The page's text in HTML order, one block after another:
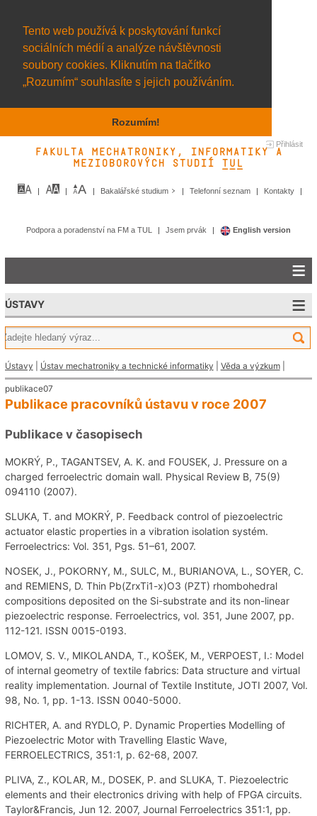
Tento web používá k poskytování funkcí
sociálních médií a analýze návštěvnosti
soubory cookies. Kliknutím na tlačítko
„Rozumím“ souhlasíte s jejich používáním.
Rozumím!
Přihlásit
Fakulta mechatroniky, informatiky a
mezioborových studií TUL&
Bakalářské studium Telefonní seznam Kontakty
Podpora a poradenství na FM a TUL Jsem prvák English version
ÚSTAVY
Ústavy Ústav mechatroniky a technické informatiky Věda a výzkum|
publikace07
Publikace pracovníků ústavu v roce 2007
Publikace v časopisech
MOKRÝ, P., TAGANTSEV, A. K. and FOUSEK, J. Pressure on a
charged ferroelectric domain wall. Physical Review B, 75(9)
094110 (2007).
SLUKA, T. and MOKRÝ, P. Feedback control of piezoelectric
actuator elastic properties in a vibration isolation systém.
Ferroelectrics: Vol. 351, Pgs. 51–61, 2007.
NOSEK, J., POKORNY, M., SULC, M., BURIANOVA, L., SOYER, C.
and REMIENS, D. Thin Pb(ZrxTi1-x)O3 (PZT) rhombohedral
compositions deposited on the Si-substrate and its non-linear
piezoelectric response. Ferroelectrics, vol. 351, June 2007, pp.
112-121. ISSN 0015-0193.
LOMOV, S. V., MIKOLANDA, T., KOŠEK, M., VERPOEST, I.: Model
of internal geometry of textile fabrics: Data structure and virtual
reality implementation. Journal of Textile Institute, JOTI 2007, Vol.
98, No. 1, pp. 1-13. ISSN 0040-5000.
RICHTER, A. and RYDLO, P. Dynamic Properties Modelling of
Piezoelectric Motor with Travelling Elastic Wave,
FERROELECTRICS, 351:1, p. 62-68, 2007.
PLIVA, Z., KOLAR, M., DOSEK, P. and SLUKA, T. Piezoelectric
elements and their electronics driving with help of FPGA circuits.
Taylor&Francis, Jun 12. 2007, Journal Ferroelectrics 351:1, pp.